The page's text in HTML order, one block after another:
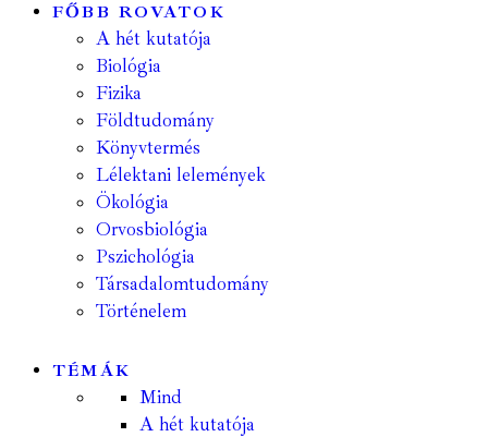
FŐBB ROVATOK
A hét kutatója
Biológia
Fizika
Földtudomány
Könyvtermés
Lélektani lelemények
Ökológia
Orvosbiológia
Pszichológia
Társadalomtudomány
Történelem
TÉMÁK
Mind
A hét kutatója